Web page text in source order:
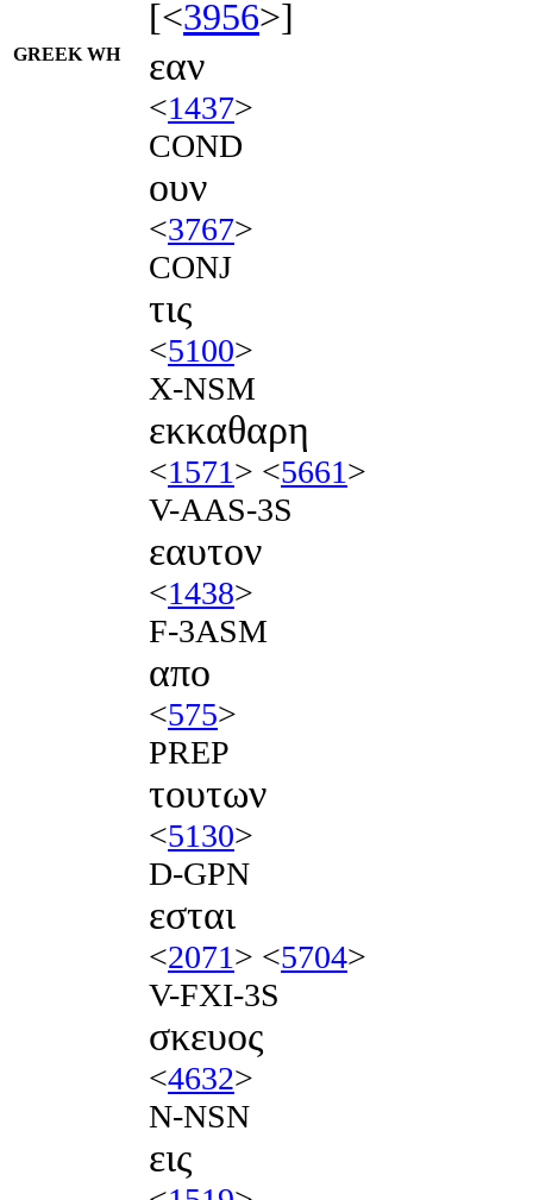
[<3956>]
GREEK WH εαν
<1437>
COND
ουν
<3767>
CONJ
τις
<5100>
X-NSM
εκκαθαρη
<1571> <5661>
V-AAS-3S
εαυτον
<1438>
F-3ASM
απο
<575>
PREP
τουτων
<5130>
D-GPN
εσται
<2071> <5704>
V-FXI-3S
σκευος
<4632>
N-NSN
εις